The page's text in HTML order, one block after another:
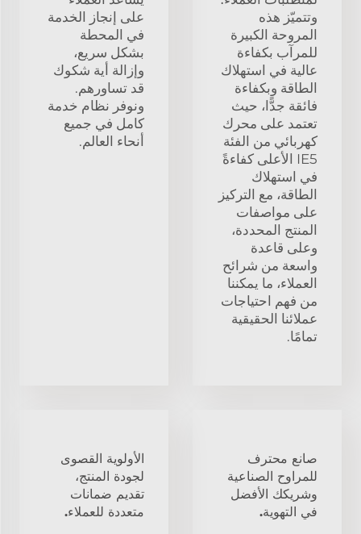
وتتميّز هذه
المروحة الكبيرة
للمرآب بكفاءة
عالية في استهلاك
الطاقة وبكفاءة
فائقة جدًّا، حيث
تعتمد على محرك
كهربائي من الفئة
IE5 الأعلى كفاءةً
في استهلاك
الطاقة، مع التركيز
على مواصفات
المنتج المحددة،
وعلى قاعدة
واسعة من شرائح
العملاء، ما يمكننا
من فهم احتياجات
عملائنا الحقيقية
تمامًا.
على إنجاز الخدمة
في المحطة
بشكل سريع،
وإزالة أية شكوك
قد تساورهم.
ونوفر نظام خدمة
كامل في جميع
أنحاء العالم.
صانع محترف
للمراوح الصناعية
وشريكك الأفضل
في التهوية.
الأولوية القصوى
لجودة المنتج،
تقديم ضمانات
متعددة للعملاء.